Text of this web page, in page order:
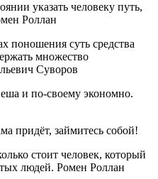
указать человеку путь,
Роллан
поношения суть средства
множество
Суворов
и по-своему экономно.
придёт, займитесь собой!
стоит человек, который
людей. Ромен Роллан